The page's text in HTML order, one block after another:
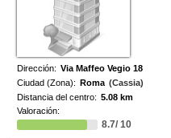
Dirección: Via Maffeo Vegio 18
Ciudad (Zona): Roma (Cassia)
Distancia del centro: 5.08 km
Valoración:
8.7/ 10